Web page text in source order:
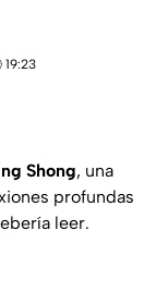
19:23
Shong, una
profundas
leer.